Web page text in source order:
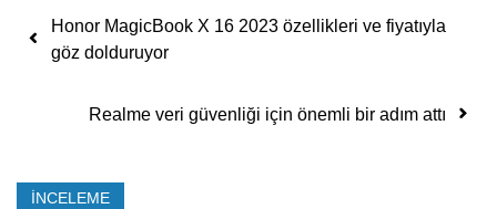
Yazı dolaşımı
Honor MagicBook X 16 2023 özellikleri ve fiyatıyla
göz dolduruyor
Realme veri güvenliği için önemli bir adım attı
İNCELEME